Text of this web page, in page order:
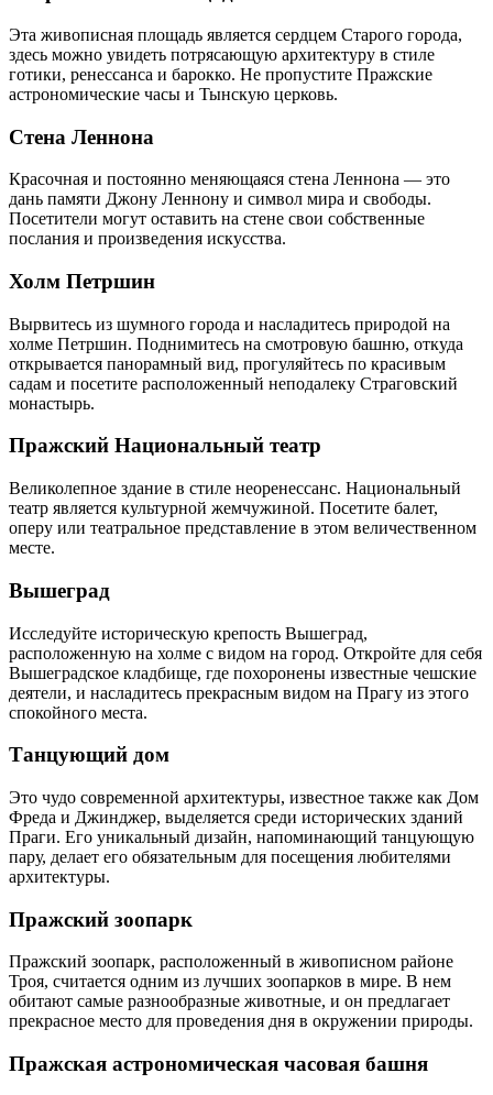
Эта живописная площадь является сердцем Старого города,
здесь можно увидеть потрясающую архитектуру в стиле
готики, ренессанса и барокко. Не пропустите Пражские
астрономические часы и Тынскую церковь.
Стена Леннона
Красочная и постоянно меняющаяся стена Леннона — это
дань памяти Джону Леннону и символ мира и свободы.
Посетители могут оставить на стене свои собственные
послания и произведения искусства.
Холм Петршин
Вырвитесь из шумного города и насладитесь природой на
холме Петршин. Поднимитесь на смотровую башню, откуда
открывается панорамный вид, прогуляйтесь по красивым
садам и посетите расположенный неподалеку Страговский
монастырь.
Пражский Национальный театр
Великолепное здание в стиле неоренессанс. Национальный
театр является культурной жемчужиной. Посетите балет,
оперу или театральное представление в этом величественном
месте.
Вышеград
Исследуйте историческую крепость Вышеград,
расположенную на холме с видом на город. Откройте для себя
Вышеградское кладбище, где похоронены известные чешские
деятели, и насладитесь прекрасным видом на Прагу из этого
спокойного места.
Танцующий дом
Это чудо современной архитектуры, известное также как Дом
Фреда и Джинджер, выделяется среди исторических зданий
Праги. Его уникальный дизайн, напоминающий танцующую
пару, делает его обязательным для посещения любителями
архитектуры.
Пражский зоопарк
Пражский зоопарк, расположенный в живописном районе
Троя, считается одним из лучших зоопарков в мире. В нем
обитают самые разнообразные животные, и он предлагает
прекрасное место для проведения дня в окружении природы.
Пражская астрономическая часовая башня